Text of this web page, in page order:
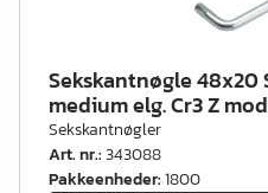
Sekskantnøgle 48x20
medium elg. Cr3 Z
Sekskantnøgler
Art. nr.:343088
Pakkeenheder:1800